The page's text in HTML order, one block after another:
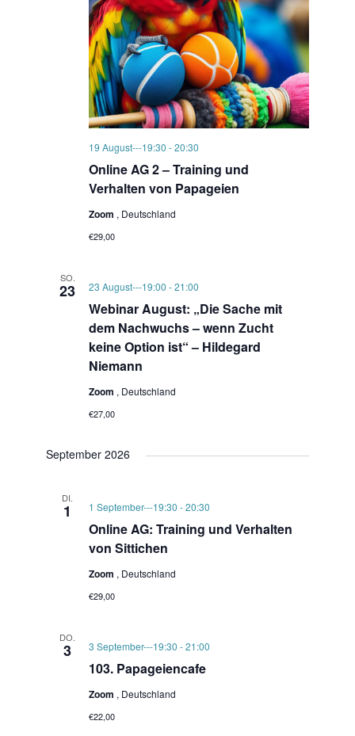
Online AG 2 – Training und
Verhalten von Papageien
19 August---19:30 -20:30
Zoom , Deutschland
€29,00
SO.
23
Webinar August: „Die Sache mit
dem Nachwuchs – wenn Zucht
keine Option ist“ – Hildegard
Niemann
23 August---19:00 -21:00
Zoom , Deutschland
€27,00
September 2026
DI.
1
Online AG: Training und Verhalten
von Sittichen
1 September---19:30 -20:30
Zoom , Deutschland
€29,00
DO.
3
103. Papageiencafe
3 September---19:30 -21:00
Zoom , Deutschland
€22,00